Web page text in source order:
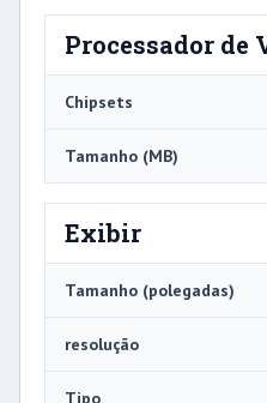
Processador de
Chipsets
Tamanho (MB)
Exibir
Tamanho (polegadas)
resolução
Tipo